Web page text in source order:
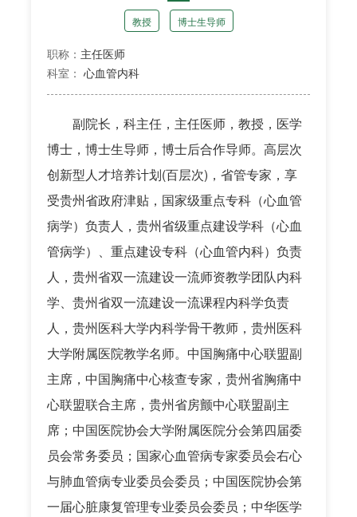
教授 博士生导师
职称： 主任医师
科室： 心血管内科
副院长，科主任，主任医师，教授，医学
博士，博士生导师，博士后合作导师。高层次
创新型人才培养计划(百层次)，省管专家，享
受贵州省政府津贴，国家级重点专科（心血管
病学）负责人，贵州省级重点建设学科（心血
管病学）、重点建设专科（心血管内科）负责
人，贵州省双一流建设一流师资教学团队内科
学、贵州省双一流建设一流课程内科学负责
人，贵州医科大学内科学骨干教师，贵州医科
大学附属医院教学名师。中国胸痛中心联盟副
主席，中国胸痛中心核查专家，贵州省胸痛中
心联盟联合主席，贵州省房颤中心联盟副主
席；中国医院协会大学附属医院分会第四届委
员会常务委员；国家心血管病专家委员会右心
与肺血管病专业委员会委员；中国医院协会第
一届心脏康复管理专业委员会委员；中华医学